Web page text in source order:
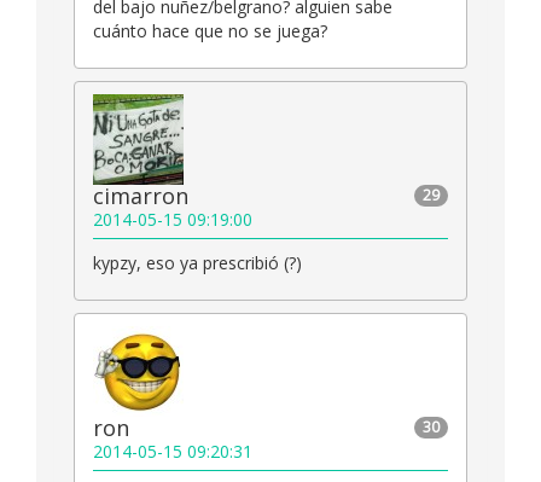
del bajo nuñez/belgrano? alguien sabe
cuánto hace que no se juega?
29
cimarron
2014-05-15 09:19:00
kypzy, eso ya prescribió (?)
30
ron
2014-05-15 09:20:31